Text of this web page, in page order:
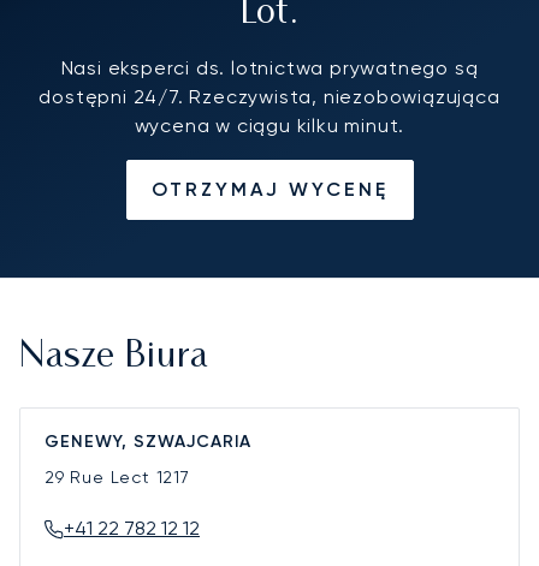
Lot.
Nasi eksperci ds. lotnictwa prywatnego są
dostępni 24/7. Rzeczywista, niezobowiązująca
wycena w ciągu kilku minut.
OTRZYMAJ WYCENĘ
Nasze Biura
GENEWY, SZWAJCARIA
29 Rue Lect 1217
+41 22 782 12 12